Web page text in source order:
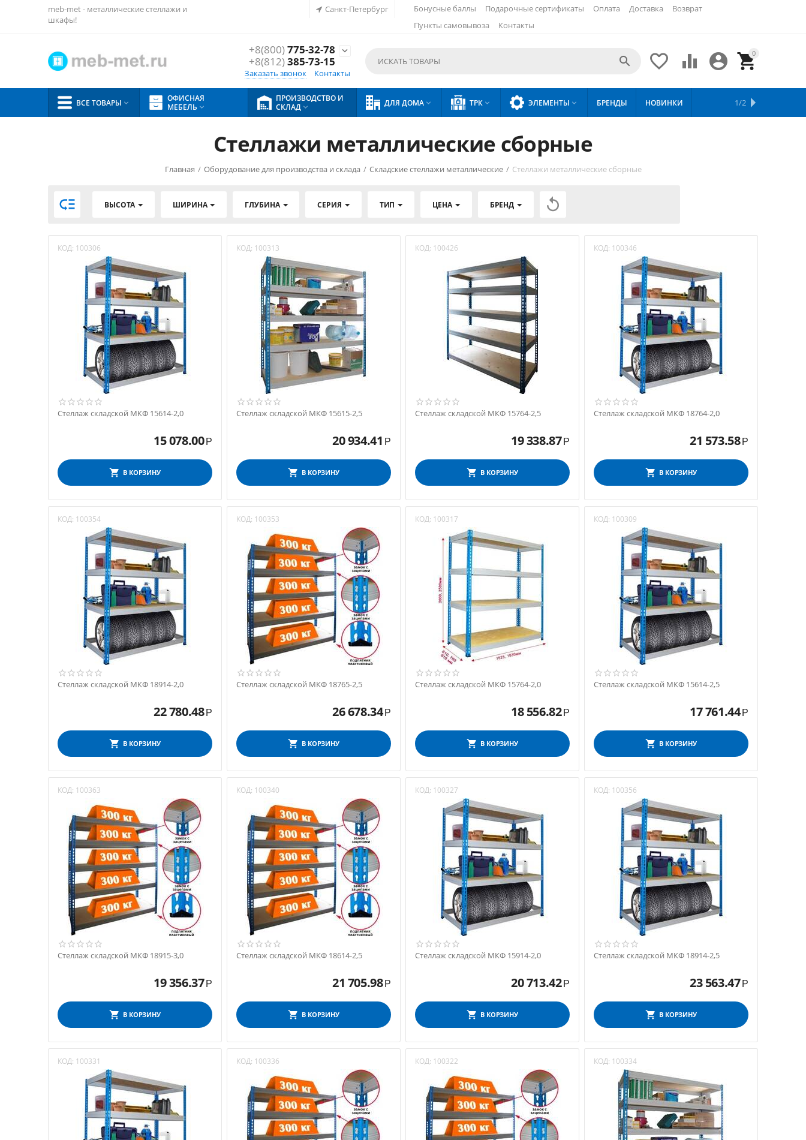
meb-met - металлические стеллажи и
шкафы!
Санкт-Петербург Бонусные баллы Подарочные сертификаты Оплата Доставка
Возврат
Пункты самовывоза
Контакты
+8(800)775-32-78
+8(812)385-73-15

Заказать звонок Контакты
0


 

ВСЕ ТОВАРЫ 
ОФИСНАЯ
МЕБЕЛЬ 
ПРОИЗВОДСТВО И
СКЛАД  ДЛЯ ДОМА  ТРК  ЭЛЕМЕНТЫ  БРЕНДЫ НОВИНКИ 1/2
Стеллажи металлические сборные
Главная / Оборудование для производства и склада / Складские стеллажи металлические / Стеллажи металлические сборные
 ВЫСОТА ШИРИНА ГЛУБИНА СЕРИЯ ТИП ЦЕНА БРЕНД 
КОД: 100306
Стеллаж складской МКФ 15614-2,0
15 078.00 Р
В КОРЗИНУ
КОД: 100313
Стеллаж складской МКФ 15615-2,5
20 934.41 Р
В КОРЗИНУ
КОД: 100426
Стеллаж складской МКФ 15764-2,5
19 338.87 Р
В КОРЗИНУ
КОД: 100346
Стеллаж складской МКФ 18764-2,0
21 573.58 Р
В КОРЗИНУ
КОД: 100354
Стеллаж складской МКФ 18914-2,0
22 780.48 Р
В КОРЗИНУ
КОД: 100353
Стеллаж складской МКФ 18765-2,5
26 678.34 Р
В КОРЗИНУ
КОД: 100317
Стеллаж складской МКФ 15764-2,0
18 556.82 Р
В КОРЗИНУ
КОД: 100309
Стеллаж складской МКФ 15614-2,5
17 761.44 Р
В КОРЗИНУ
КОД: 100363
Стеллаж складской МКФ 18915-3,0
19 356.37 Р
В КОРЗИНУ
КОД: 100340
Стеллаж складской МКФ 18614-2,5
21 705.98 Р
В КОРЗИНУ
КОД: 100327
Стеллаж складской МКФ 15914-2,0
20 713.42 Р
В КОРЗИНУ
КОД: 100356
Стеллаж складской МКФ 18914-2,5
23 563.47 Р
В КОРЗИНУ
КОД: 100331 КОД: 100336 КОД: 100322 КОД: 100334